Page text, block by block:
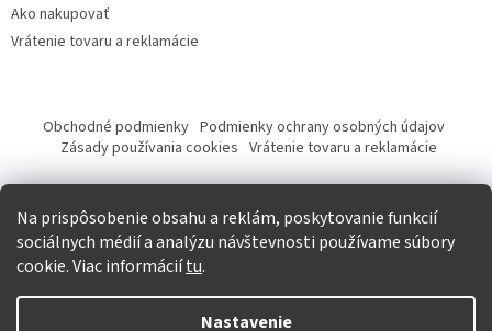
Na prispôsobenie obsahu a reklám, poskytovanie funkcií
sociálnych médií a analýzu návštevnosti používame súbory
cookie. Viac informáciítu.
Nastavenie
Ako nakupovať
Vrátenie tovaru a reklamácie
Obchodné podmienky Podmienky ochrany osobných údajov
Zásady používania cookies Vrátenie tovaru a reklamácie
Tvorba eshopu a SEO optimalizácia